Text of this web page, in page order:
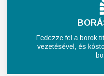
Fedezze fel a borok
vezetésével, és